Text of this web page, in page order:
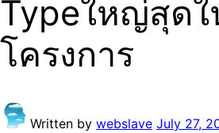
Typeใหญ่สุด
โครงการ
Written by webslave July 27,